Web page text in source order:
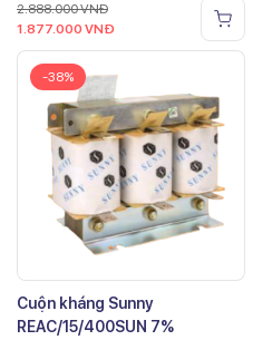
2.888.000VNĐ
1.877.000 VNĐ
-38%
Cuộn kháng Sunny
REAC/15/400SUN 7%